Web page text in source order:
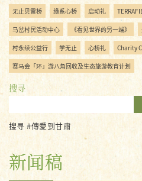
无止贝雷桥 缘系心桥 启动礼
马岔村民活动中心 《看见世界的另一端》
村永续公益行 学无止 心桥礼 Charity
赛马会「环」游八角回收及生态旅游教育计划
搜寻
搜寻 #傳愛到甘肅
新闻稿